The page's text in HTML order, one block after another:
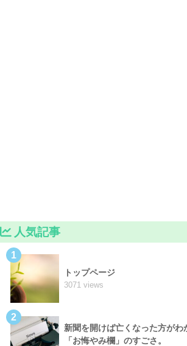
人気記事
1
トップページ
3071 views
2
新聞を開けば亡くなった方がわ
「お悔やみ欄」のすごさ。